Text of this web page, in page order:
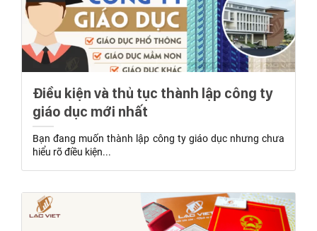
Điều kiện và thủ tục thành lập công ty
giáo dục mới nhất
Bạn đang muốn thành lập công ty giáo dục nhưng chưa
hiểu rõ điều kiện...